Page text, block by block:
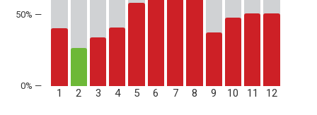
50% —
1 2 3 4 5 6 7 8 9 10 11 12